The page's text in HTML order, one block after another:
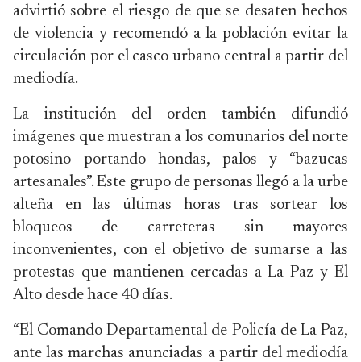
advirtió sobre el riesgo de que se desaten hechos
de violencia y recomendó a la población evitar la
circulación por el casco urbano central a partir del
mediodía.
La institución del orden también difundió
imágenes que muestran a los comunarios del norte
potosino portando hondas, palos y “bazucas
artesanales”. Este grupo de personas llegó a la urbe
alteña en las últimas horas tras sortear los
bloqueos de carreteras sin mayores
inconvenientes, con el objetivo de sumarse a las
protestas que mantienen cercadas a La Paz y El
Alto desde hace 40 días.
“El Comando Departamental de Policía de La Paz,
ante las marchas anunciadas a partir del mediodía